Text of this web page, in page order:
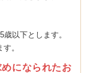
以下とします。
。
めになられたお